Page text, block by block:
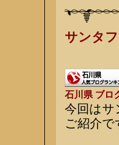
サンタ
石川県 ブロ
今回は
ご紹介で